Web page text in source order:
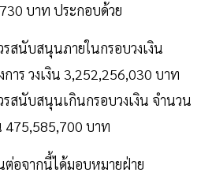
บาท ประกอบด้วย
รสนับสนุนภายในกรอบวงเงิน
าร วงเงิน 3,252,256,030 บาท
รสนับสนุนเกินกรอบวงเงิน จำนวน
475,585,700 บาท
ต่อจากนี้ได้มอบหมายฝ่าย